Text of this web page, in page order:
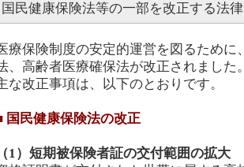
国民健康保険法等の一部を改正する法
療保険制度の安定的運営を図るため
、高齢者医療確保法が改正されました
な改正事項は、以下のとおりです。
国民健康保険法の改正
（1）短期被保険者証の交付範囲の拡大